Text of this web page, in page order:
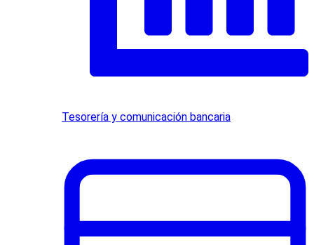
Tesorería y comunicación bancaria